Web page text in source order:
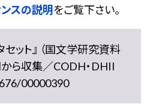
スの説明をご覧下さい。
ット』 （国文学研究資料
ら収集／CODH・DHII
00000390